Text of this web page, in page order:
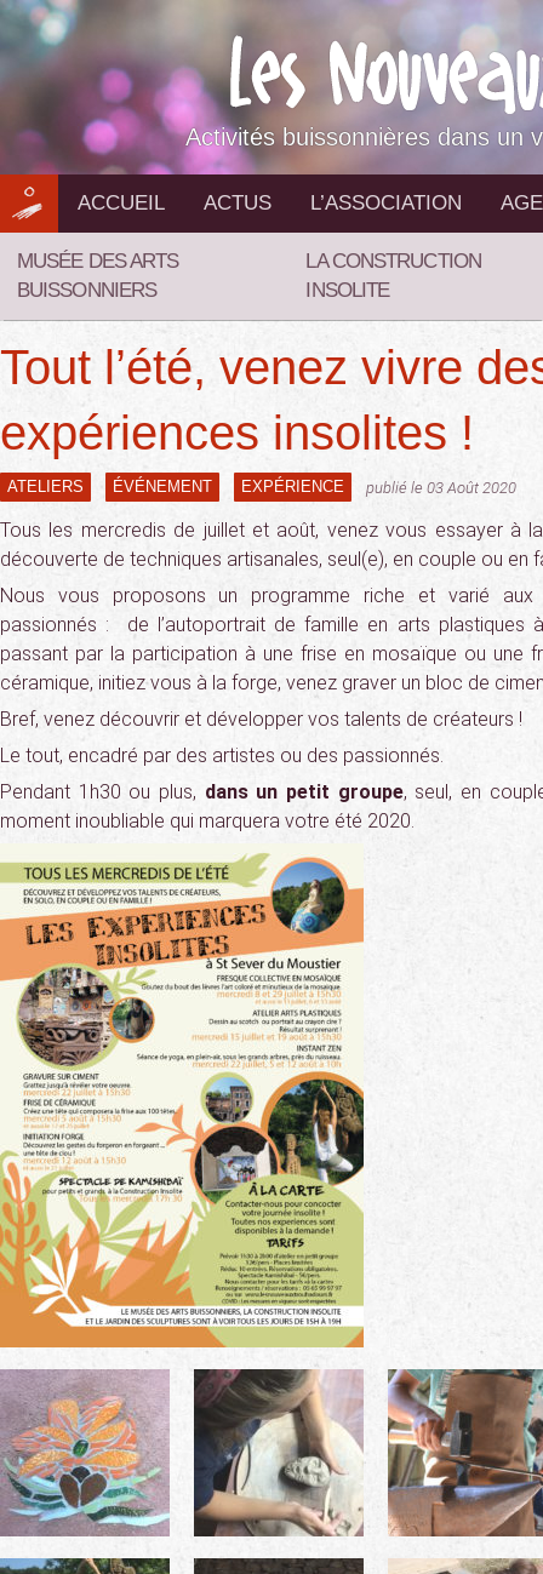
Aller
au
contenu
Activités buissonnières dans un
ACCUEIL ACTUS L’ASSOCIATION
MUSÉE DES ARTS
BUISSONNIERS
LA CONSTRUCTION
INSOLITE
Tout l’été, venez vivre
expériences insolites !
ATELIERS ÉVÉNEMENT EXPÉRIENCE publié le 03 Août 2020
Tous les mercredis de juillet et août, venez vous essayer à
découverte de techniques artisanales, seul(e), en couple ou en
Nous vous proposons un programme riche et varié
passionnés : de l’autoportrait de famille en arts plastiques
passant par la participation à une frise en mosaïque ou une
céramique, initiez vous à la forge, venez graver un bloc de
Bref, venez découvrir et développer vos talents de créateurs !
Le tout, encadré par des artistes ou des passionnés.
Pendant 1h30 ou plus, dans un petit groupe, seul, en
moment inoubliable qui marquera votre été 2020.